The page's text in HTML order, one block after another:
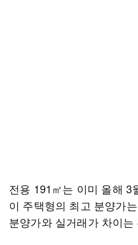
전용 191㎡는 이미 올해 3
이 주택형의 최고 분양가
분양가와 실거래가 차이